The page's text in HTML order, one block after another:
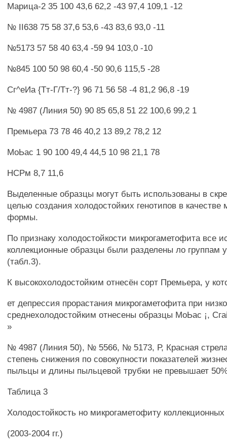
Марица-2 35 100 43,6 62,2 -43 97,4 109,1 -12
№ II638 75 58 37,6 53,6 -43 83,6 93,0 -11
№5173 57 58 40 63,4 -59 94 103,0 -10
№845 100 50 98 60,4 -50 90,6 115,5 -28
Сг^еИа {Тт-Г/Тт-?} 96 71 56 58 -4 81,2 96,8 -19
№ 4987 (Линия 50) 90 85 65,8 51 22 100,6 99,2 1
Премьера 73 78 46 40,2 13 89,2 78,2 12
МоЬас 1 90 100 49,4 44,5 10 98 21,1 78
НСРм 8,7 11,6
Выделенные образцы могут быть использованы в
целью создания холодостойких генотипов в качестве
формы.
По признаку холодостойкости микрогаметофита все
коллекционные образцы были разделены ло группам
(табл.3).
К высокохолодостойким отнесён сорт Премьера, у
ет депрессия прорастания микрогаметофита при
среднехолодостойким отнесены образцы МоЬас ¡,
»
№ 4987 (Линия 50), № 5566, № 5173, Р, Красная
степень снижения по совокупности показателей
пыльцы и длины пыльцевой трубки не превышает
Таблица 3
Холодостойкость но микрогаметофиту
(2003-2004 гг.)